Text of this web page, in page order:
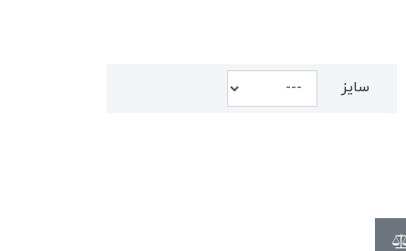
سایز